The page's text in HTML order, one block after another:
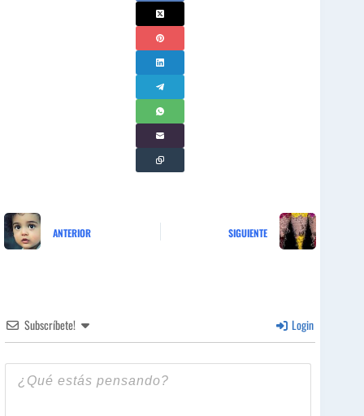
ANTERIOR SIGUIENTE
Subscríbete! Login